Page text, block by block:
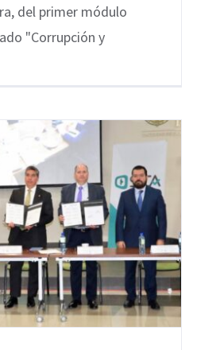
del primer módulo
"Corrupción y